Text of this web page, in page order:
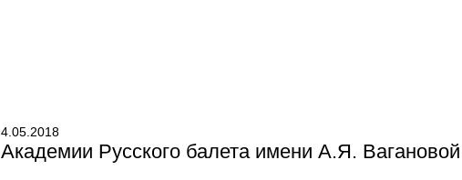
4.05.2018
Академии Русского балета имени А.Я.